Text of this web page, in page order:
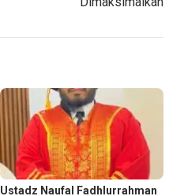
Ustadz Naufal Fadhlurrahman